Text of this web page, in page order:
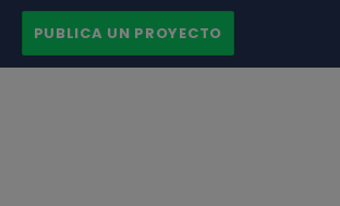
PUBLICA UN PROYECTO